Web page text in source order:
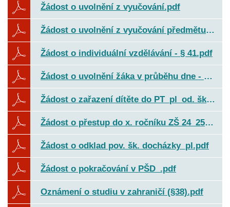
Žádost o uvolnění z vyučování.pdf
Žádost o uvolnění z vyučování předmětu TV - par 50_pl.pdf
Žádost o individuální vzdělávání - § 41.pdf
Žádost o uvolnění žáka v průběhu dne - pro rodiče.pdf
Žádost o zařazení dítěte do PT_pl_od. šk. roku 2025_26.pdf
Žádost o přestup do x. ročníku ZŠ 24_25_pl.pdf
Žádost o odklad pov. šk. docházky_pl.pdf
Žádost o pokračování v PŠD_.pdf
Oznámení o studiu v zahraničí (§38).pdf